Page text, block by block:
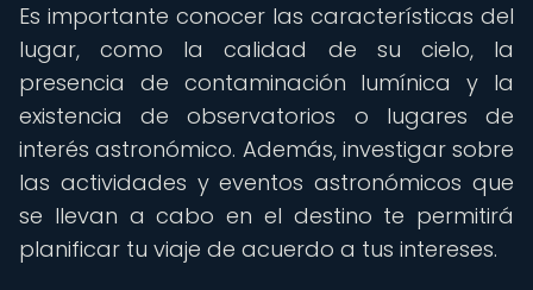
Es importante conocer las características del
lugar, como la calidad de su cielo, la
presencia de contaminación lumínica y la
existencia de observatorios o lugares de
interés astronómico. Además, investigar sobre
las actividades y eventos astronómicos que
se llevan a cabo en el destino te permitirá
planificar tu viaje de acuerdo a tus intereses.